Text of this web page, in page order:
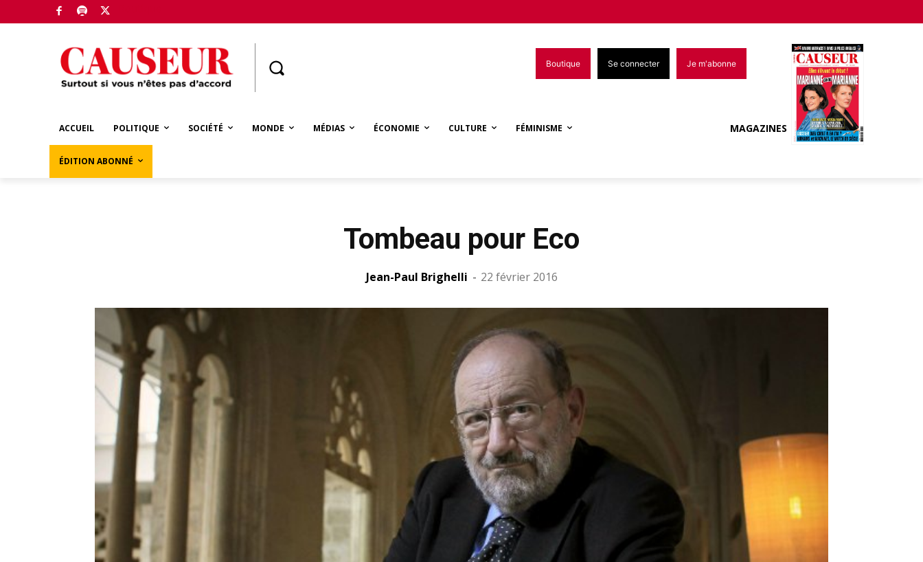
Boutique Se connecter Je m'abonne
ACCUEIL POLITIQUE SOCIÉTÉ MONDE MÉDIAS ÉCONOMIE CULTURE FÉMINISME
ÉDITION ABONNÉ
MAGAZINES
Tombeau pour Eco
Jean-Paul Brighelli - 22 février 2016